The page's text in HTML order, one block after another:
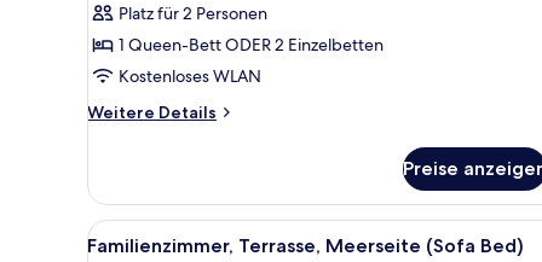
Platz für 2 Personen
1 Queen-Bett ODER 2 Einzelbetten
Kostenloses WLAN
Weitere Details
Weitere
Preise
Alle
Ein modernes Hotelzimmer
7
Familienzimmer, Terrasse, Meerseite (Sofa Bed)